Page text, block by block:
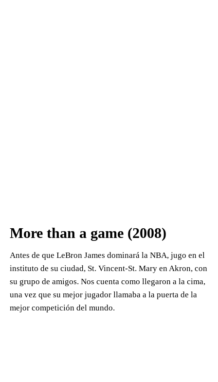
More than a game (2008)
Antes de que LeBron James dominará la NBA, jugo en el
instituto de su ciudad, St. Vincent-St. Mary en Akron, con
su grupo de amigos. Nos cuenta como llegaron a la cima,
una vez que su mejor jugador llamaba a la puerta de la
mejor competición del mundo.